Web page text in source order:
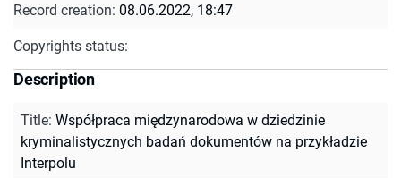
Record creation: 08.06.2022, 18:47
Copyrights status:
Description
Title: Współpraca międzynarodowa w dziedzinie
kryminalistycznych badań dokumentów na przykładzie
Interpolu